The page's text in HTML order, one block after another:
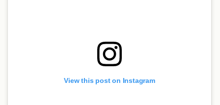
View this post on Instagram